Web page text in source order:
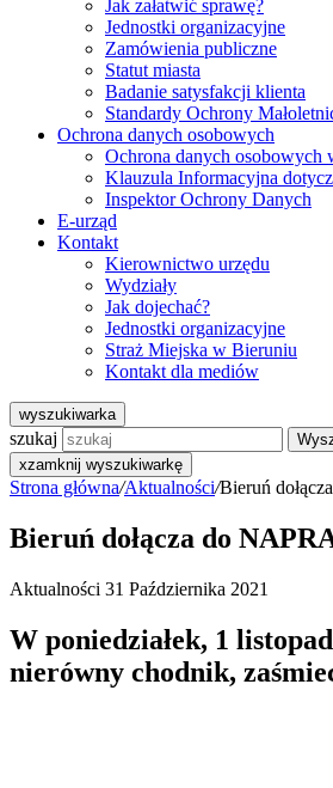
Jak załatwić sprawę?
Jednostki organizacyjne
Zamówienia publiczne
Statut miasta
Badanie satysfakcji klienta
Standardy Ochrony
Ochrona danych osobowych
Ochrona danych
Klauzula Informacyjna
Inspektor Ochrony Danych
E-urząd
Kontakt
Kierownictwo urzędu
Wydziały
Jak dojechać?
Jednostki organizacyjne
Straż Miejska w Bieruniu
Kontakt dla mediów
wyszukiwarka
szukaj
xzamknij wyszukiwarkę
Strona główna/Aktualności/Bieruń
Bieruń dołącza do
Aktualności 31 Października 2021
W poniedziałek, 1
nierówny chodnik,